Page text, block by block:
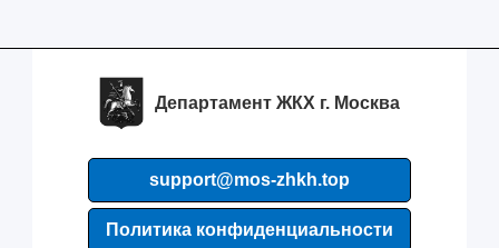
Департамент ЖКХ г. Москва
support@mos-zhkh.top
Политика конфиденциальности